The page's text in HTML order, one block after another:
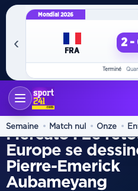
‹
Mondial 2026
FRA
2 -
Terminé
Semaine Match nul Onze
ACCUEIL
RUMEUR
Mercato : Le
Europe se
Pierre-Emerick
Aubameyang